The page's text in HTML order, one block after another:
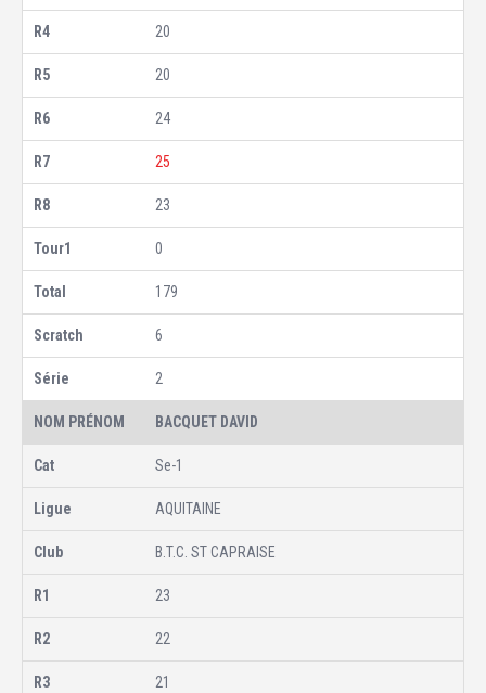
20
20
24
25
23
0
179
6
2
BACQUET DAVID
Se-1
AQUITAINE
B.T.C. ST CAPRAISE
23
22
21